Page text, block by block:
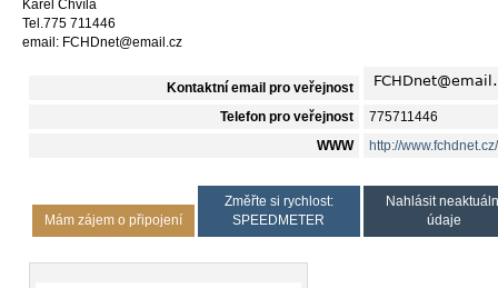
Karel Chvíla
Tel.775 711446
email: FCHDnet@email.cz
Kontaktní email pro veřejnost
Telefon pro veřejnost 775711446
WWW http://www.fchdnet.cz/
Mám zájem o připojení
Změřte si rychlost:
SPEEDMETER
Nahlásit
údaje